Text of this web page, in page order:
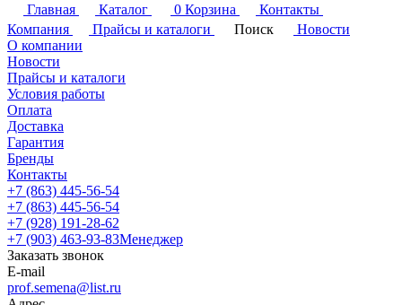
Главная
Каталог 0 Корзина
Контакты
Компания
Прайсы и каталоги Поиск
Новости
О компании
Новости
Прайсы и каталоги
Условия работы
Оплата
Доставка
Гарантия
Бренды
Контакты
+7 (863) 445-56-54
+7 (863) 445-56-54
+7 (928) 191-28-62
+7 (903) 463-93-83Менеджер
Заказать звонок
E-mail
prof.semena@list.ru